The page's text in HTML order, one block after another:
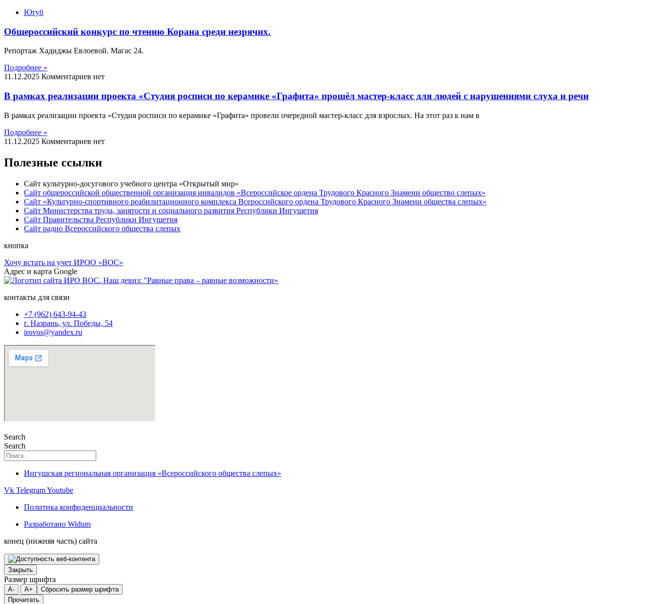
Ютуб
Общероссийский конкурс по чтению Корана среди незрячих.
Репортаж Хадиджы Евлоевой. Магас 24.
Подробнее »
11.12.2025 Комментариев нет
В рамках реализации проекта «Студия росписи по керамике «Графита» прошёл мастер-класс для людей с нарушениями слуха и речи
В рамках реализации проекта «Студия росписи по керамике «Графита» провели очередной мастер-класс для взрослых. На этот раз к нам в
Подробнее »
11.12.2025 Комментариев нет
Полезные ссылки
Сайт культурно-досугового учебного центра «Открытый мир»
Сайт общероссийской общественной организация инвалидов «Всероссийское ордена Трудового Красного Знамени общество слепых»
Сайт «Культурно-спортивного реабилитационного комплекса Всероссийского ордена Трудового Красного Знамени общества слепых»
Сайт Министерства труда, занятости и социального развития Республики Ингушетия
Сайт Правительства Республики Ингушетия
Сайт радио Всероссийского общества слепых
кнопка
Хочу встать на учет ИРОО «ВОС»
Адрес и карта Google
контакты для связи
+7 (962) 643-94-43
г. Назрань, ул. Победы, 54
irovos@yandex.ru
Search
Search
Ингушская региональная организация «Всероссийского общества слепых»
Vk TelegramYoutube
Политика конфиденциальности
Разработано Widum
конец (нижняя часть) сайта
Закрыть
Размер шрифта
A- A+
Сбросить размер шрифта
Прочитать